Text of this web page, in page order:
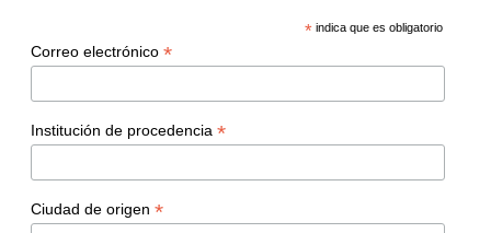
* indica que es obligatorio
Correo electrónico *
Institución de procedencia *
Ciudad de origen *